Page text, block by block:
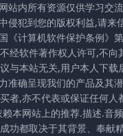
站内所有资源仅供学习交
侵犯到您的版权利益,请
《计算机软件保护条例》
经软件著作权人许可,不
与本站无关,用户本人下
准确呈现我们的产品及其
者,亦不代表或保证任何
本网站上的推荐.描述.音
功都取决于其背景、奉献